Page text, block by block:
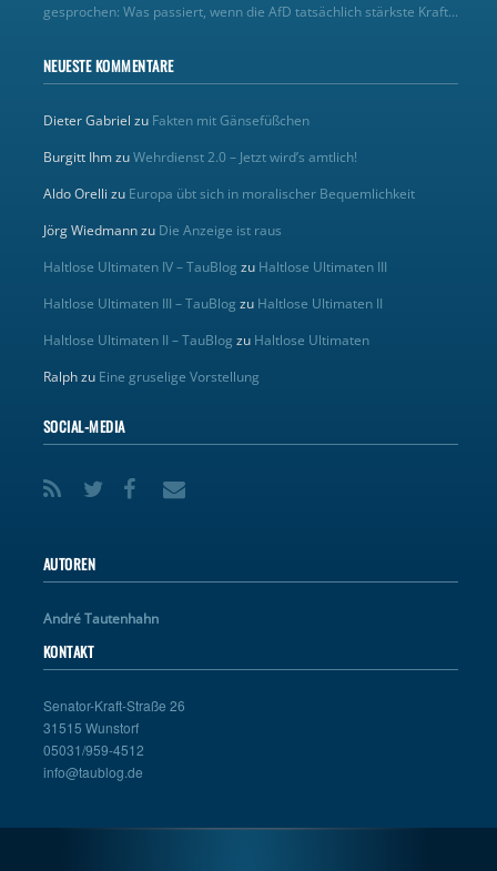
gesprochen: Was passiert, wenn die AfD tatsächlich stärkste Kraft...
NEUESTE KOMMENTARE
Dieter Gabriel zu Fakten mit Gänsefüßchen
Burgitt IhmzuWehrdienst 2.0 – Jetzt wird’s amtlich!
Aldo Orelli zu Europa übt sich in moralischer Bequemlichkeit
Jörg Wiedmannzu Die Anzeige ist raus
Haltlose Ultimaten IV – TauBlog zu Haltlose Ultimaten III
Haltlose Ultimaten III – TauBlog zu Haltlose Ultimaten II
Haltlose Ultimaten II – TauBlog zu Haltlose Ultimaten
Ralphzu Eine gruselige Vorstellung
SOCIAL-MEDIA
AUTOREN
André Tautenhahn
KONTAKT
Senator-Kraft-Straße 26
31515 Wunstorf
05031/959-4512
info@taublog.de